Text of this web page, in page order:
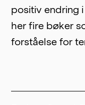
positiv endring
her fire bøker
forståelse for